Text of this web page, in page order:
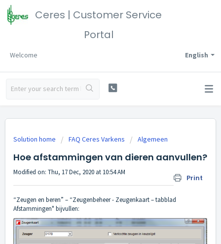
Ceres | Customer Service
Portal
English
Welcome
Solution home FAQ Ceres Varkens Algemeen
Hoe afstammingen van dieren aanvullen?
Print
Modified on: Thu, 17 Dec, 2020 at 10:54 AM
“Zeugen en beren” – “Zeugenbeheer - Zeugenkaart – tabblad
Afstammingen" bijvullen: